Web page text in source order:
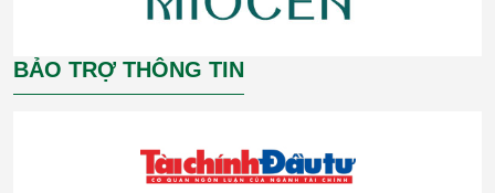
BẢO TRỢ THÔNG TIN